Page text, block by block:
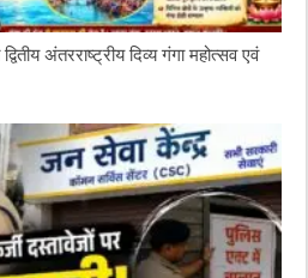
अंतरराष्ट्रीय दिव्य गंगा महोत्सव एवं